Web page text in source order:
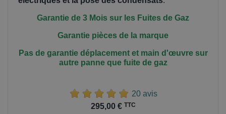
Garantie de 3 Mois sur les Fuites de Gaz
Garantie pièces de la marque
Pas de garantie déplacement et main d'œuvresur
autre panne que fuite de gaz
20 avis
295,00 € TTC